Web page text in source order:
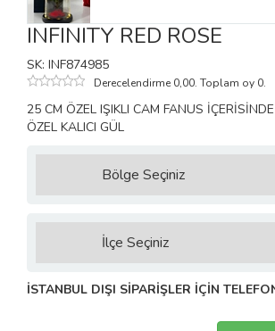
INFINITY RED ROSE
SK: INF874985
Derecelendirme 0,00. Toplam oy 0.
25 CM ÖZEL IŞIKLI CAM FANUS
ÖZEL KALICI GÜL
İSTANBUL DIŞI SİPARİŞLER İÇİN